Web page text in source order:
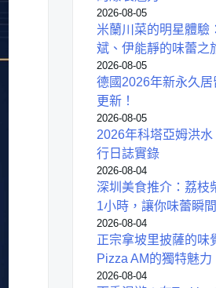
2026-08-05
米蘭川菜的明星體驗
斌、伊能靜的味蕾之
2026-08-05
德國2026年新永久
更新！
2026-08-05
2026年科塔亞姆洪
行日誌實錄
2026-08-04
深圳美食推介：荔枝
1小時，讓你味蕾瞬間
2026-08-04
正宗拿坡里披薩的味
Pizza AM的獨特魅力
2026-08-04